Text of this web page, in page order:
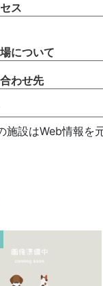
ス
について
わせ先
施設はWeb情報を